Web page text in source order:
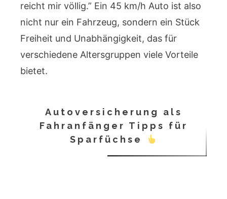
reicht mir völlig.” Ein 45 km/h Auto ist also
nicht nur ein Fahrzeug, sondern ein Stück
Freiheit und Unabhängigkeit, das für
verschiedene Altersgruppen viele Vorteile
bietet.
Autoversicherung als
Fahranfänger Tipps für
Sparfüchse